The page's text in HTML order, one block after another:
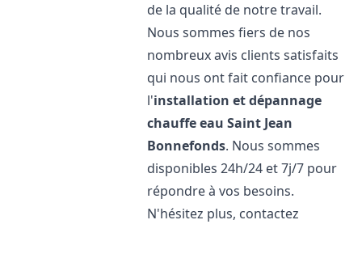
de la qualité de notre travail.
Nous sommes fiers de nos
nombreux avis clients satisfaits
qui nous ont fait confiance pour
l'installation et dépannage
chauffe eau Saint Jean
Bonnefonds. Nous sommes
disponibles 24h/24 et 7j/7 pour
répondre à vos besoins.
N'hésitez plus, contactez